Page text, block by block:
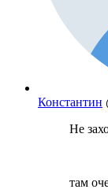
Константин
Не
там